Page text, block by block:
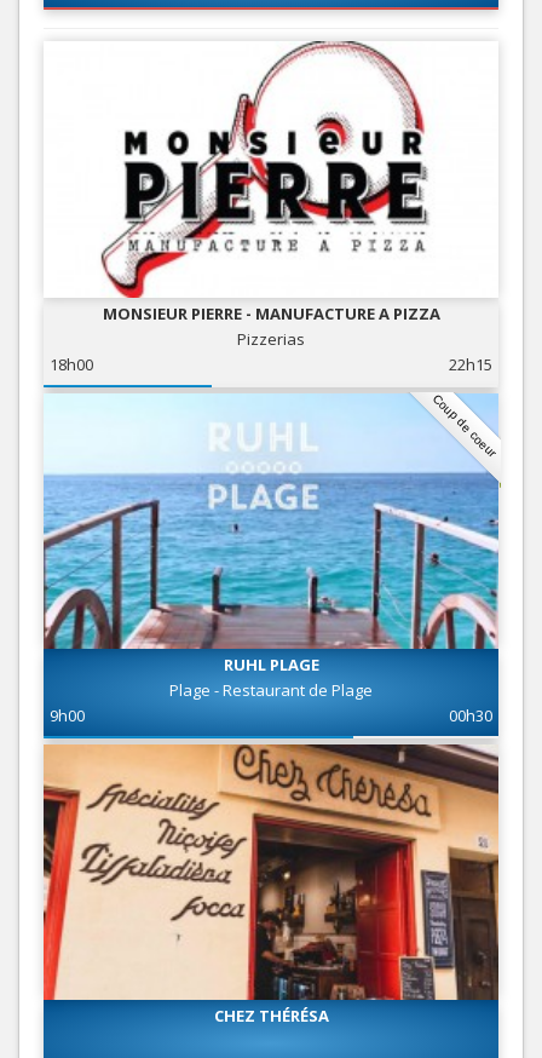
MONSIEUR PIERRE - MANUFACTURE A PIZZA
Pizzerias
18h00
22h15
Coup de coeur
RUHL PLAGE
Plage - Restaurant de Plage
9h00
00h30
CHEZ THÉRÉSA